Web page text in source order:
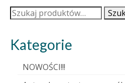
Szukaj:
Kategorie
NOWOŚCI!!!